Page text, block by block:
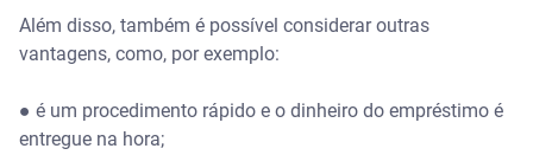
Além disso, também é possível considerar outras
vantagens, como, por exemplo:
● é um procedimento rápido e o dinheiro do empréstimo é
entregue na hora;